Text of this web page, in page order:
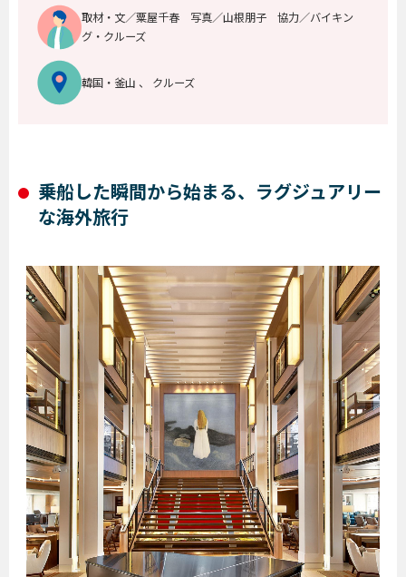
取材・文／粟屋千春 写真／山根朋子 協力／バイキン
グ・クルーズ
韓国・釜山 、 クルーズ
乗船した瞬間から始まる、ラグジュアリー
な海外旅行